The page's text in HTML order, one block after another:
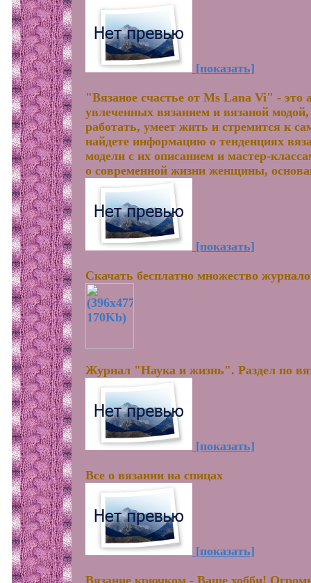
[показать]
"Вязаное счастье от Ms Lana Vi" - это
увлеченных вязанием и вязаной
работать, умеет жить и стремится к
найдете информацию о тенденциях
модели с их описанием и мастер-
о современной жизни женщины,
[показать]
Скачать бесплатно множество
Журнал "Наука и жизнь". Раздел по
[показать]
Все о вязании на спицах
[показать]
Вязание крючком - Ваше хобби!